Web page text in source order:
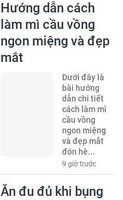
Hướng dẫn cách
làm mì cầu vồng
ngon miệng và đẹp
mắt
Dưới đây là
bài hướng
dẫn chi tiết
cách làm mì
cầu vồng
ngon miệng
và đẹp mắt
đón hè...
9 giờ trước
Ăn đu đủ khi bụng